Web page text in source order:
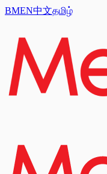
BMEN中文தமிழ்